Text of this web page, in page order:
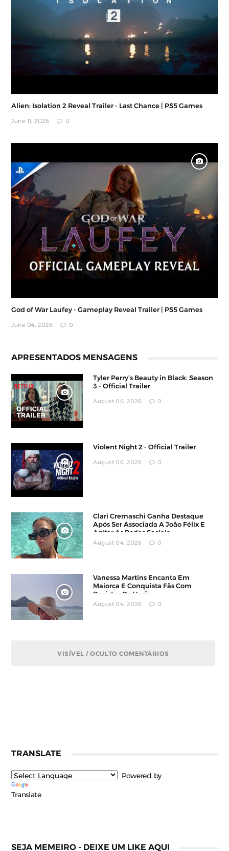
Alien: Isolation 2 Reveal Trailer - Last Chance | PS5 Games
June 11, 2026 0
God of War Laufey - Gameplay Reveal Trailer | PS5 Games
June 04, 2026 0
APRESENTADOS MENSAGENS
Tyler Perry’s Beauty in Black: Season
3 - Official Trailer
August 06, 2026 0
Violent Night 2 - Official Trailer
August 06, 2026 0
Clari Cremaschi Ganha Destaque
Após Ser Associada A João Félix E
Agitar As Redes Sociais
August 04, 2026 0
Vanessa Martins Encanta Em
Maiorca E Conquista Fãs Com
Registos De Verão
August 04, 2026 0
VISÍVEL / OCULTO COMENTÁRIOS
TRANSLATE
Powered by
Translate
SEJA MEMEIRO - DEIXE UM LIKE AQUI